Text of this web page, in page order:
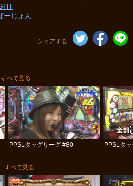
ーじょん
シェアする
すべて見る
PPSLタッグリーグ #80 PPSLタ
すべて見る